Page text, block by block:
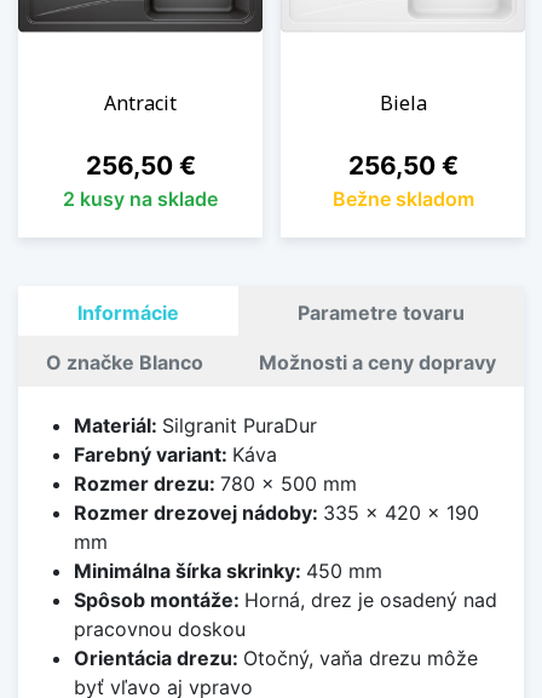
Antracit
Cena
256,50 €
2 kusy na sklade
Biela
Cena
256,50 €
Bežne skladom
Informácie Parametre tovaru
O značke Blanco Možnosti a ceny dopravy
Materiál: Silgranit PuraDur
Farebný variant: Káva
Rozmer drezu: 780 x 500 mm
Rozmer drezovej nádoby: 335 x 420 x 190
mm
Minimálna šírka skrinky: 450 mm
Spôsob montáže: Horná, drez je osadený nad
pracovnou doskou
Orientácia drezu: Otočný, vaňa drezu môže
byť vľavo aj vpravo